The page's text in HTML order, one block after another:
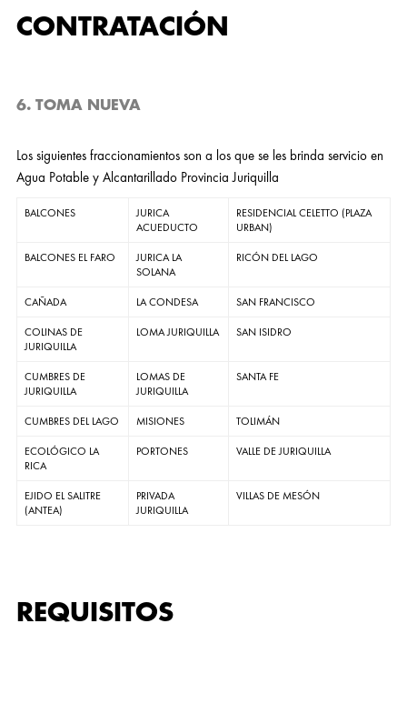
CONTRATACIÓN
6. TOMA NUEVA
Los siguientes fraccionamientos son a los que se les brinda servicio en
Agua Potable y Alcantarillado Provincia Juriquilla
BALCONES
JURICA
ACUEDUCTO
RESIDENCIAL CELETTO (PLAZA
URBAN)
BALCONES EL FARO
JURICA LA
SOLANA
RICÓN DEL LAGO
CAÑADA LA CONDESA SAN FRANCISCO
COLINAS DE
JURIQUILLA
LOMA JURIQUILLA SAN ISIDRO
CUMBRES DE
JURIQUILLA
LOMAS DE
JURIQUILLA
SANTA FE
CUMBRES DEL LAGO MISIONES TOLIMÁN
ECOLÓGICO LA
RICA
PORTONES VALLE DE JURIQUILLA
EJIDO EL SALITRE
(ANTEA)
PRIVADA
JURIQUILLA
VILLAS DE MESÓN
REQUISITOS